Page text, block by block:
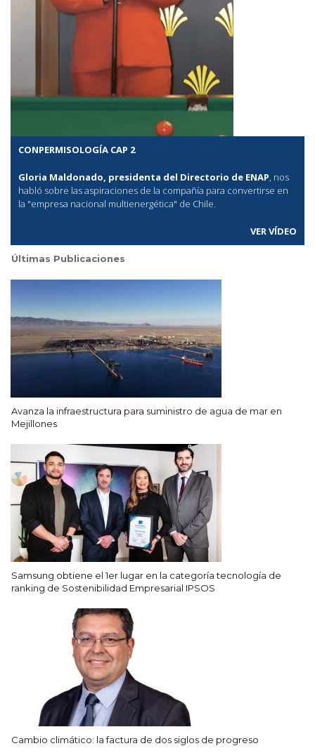
CONPERMISOLOGÍA CAP 2
Gloria Maldonado, presidenta del Directorio de ENAP , nos
habló sobre las aspiraciones de la compañía para convertirse en
la "empresa nacional multienergética" de Chile.
VER VÍDEO
Últimas Publicaciones
Avanza la infraestructura para suministro de agua de mar en
Mejillones
Samsung obtiene el 1er lugar en la categoría tecnología de
ranking de Sostenibilidad Empresarial IPSOS
Cambio climático: la factura de dos siglos de progreso